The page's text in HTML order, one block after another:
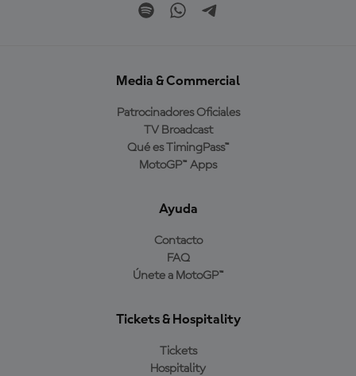
Media & Commercial
Patrocinadores Oficiales
TV Broadcast
Qué es TimingPass™
MotoGP™ Apps
Ayuda
Contacto
FAQ
Únete a MotoGP™
Tickets & Hospitality
Tickets
Hospitality